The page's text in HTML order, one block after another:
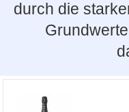
durch die